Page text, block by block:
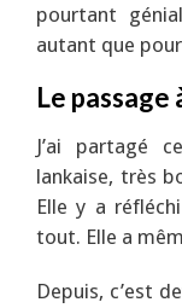
pourtant
autant que
Le passage
J’ai partagé
lankaise, très
Elle y a
tout. Elle a
Depuis, c’est